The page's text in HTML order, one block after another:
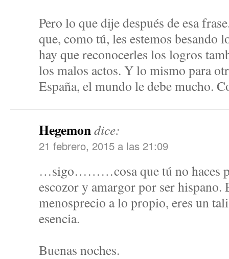
Pero lo que dije después de esa
que, como tú, les estemos besando
hay que reconocerles los logros
los malos actos. Y lo mismo para
España, el mundo le debe mucho.
Hegemondice:
21 febrero, 2015 a las 21:09
…sigo………cosa que tú no haces
escozor y amargor por ser hispano.
menosprecio a lo propio, eres un
esencia.
Buenas noches.